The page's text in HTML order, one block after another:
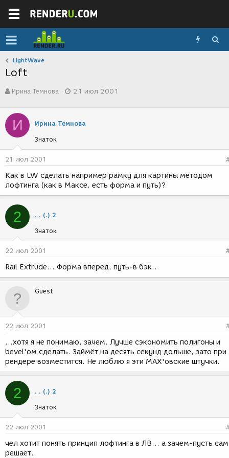
LightWave
Loft
в
о
р
т
е
м
ы
Ирина Темнова
а
с
д
и
я
21 июл 2001
И Ирина Темнова
Знаток
21 июл 2001
Как в LW сделать например рамку для картины методом
лофтинга (как в Максе, есть форма и путь)?
2 . . (.) 2
Знаток
22 июл 2001
Rail Extrude... Форма вперед, путь-в бэк..
Guest
22 июл 2001
...хотя я не понимаю, зачем. Лучше сэкономить полигоны и
bevel'ом сделать. Займёт на десять секунд дольше, зато при
рендере возместится. Не люблю я эти MAX'овские штучки.
2 . . (.) 2
Знаток
22 июл 2001
чел хотит понять принцип лофтинга в ЛВ... а зачем-пусть сам
решает..